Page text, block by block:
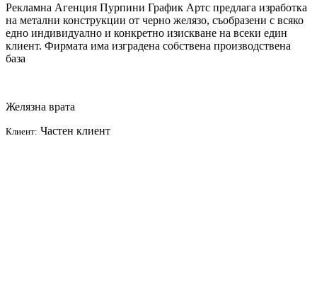
Рекламна Агенция Пурпини График Артс предлага изработка
на метални конструкции от черно желязо, съобразени с всяко
едно индивидуално и конкретно изискване на всеки един
клиент. Фирмата има изградена собствена производствена
база
Желязна врата
Клиент: Частен клиент